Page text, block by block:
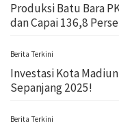
Produksi Batu Bara
dan Capai 136,8
Berita Terkini
Investasi Kota
Sepanjang 2025!
Berita Terkini